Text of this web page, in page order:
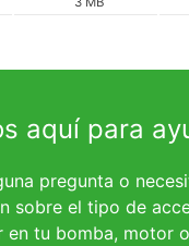
aquí para
pregunta o
sobre el tipo de
en tu bomba, motor